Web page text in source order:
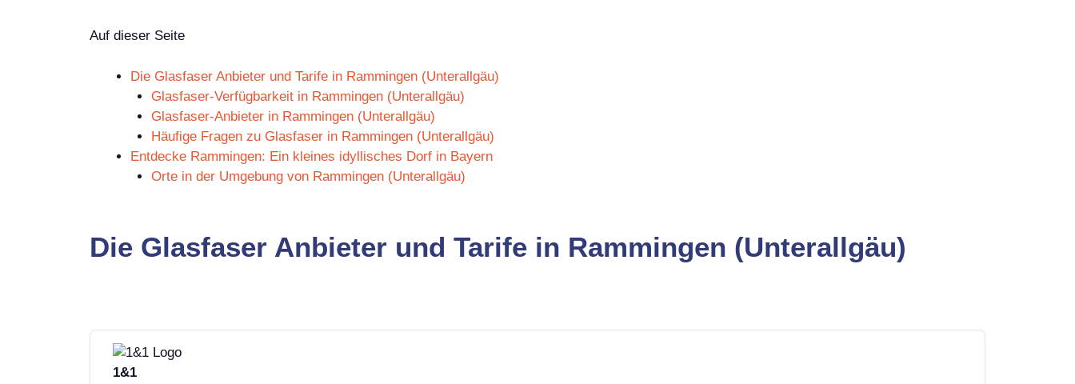
Auf dieser Seite
Die Glasfaser Anbieter und Tarife in Rammingen (Unterallgäu)
Glasfaser-Verfügbarkeit in Rammingen (Unterallgäu)
Glasfaser-Anbieter in Rammingen (Unterallgäu)
Häufige Fragen zu Glasfaser in Rammingen (Unterallgäu)
Entdecke Rammingen: Ein kleines idyllisches Dorf in Bayern
Orte in der Umgebung von Rammingen (Unterallgäu)
Die Glasfaser Anbieter und Tarife in Rammingen (Unterallgäu)
1&1